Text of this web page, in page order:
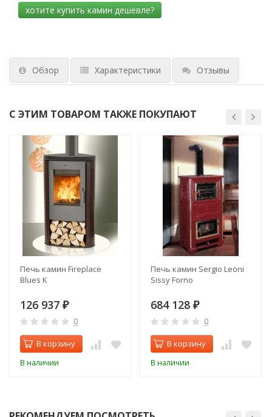
Обзор Характеристики Отзывы
С ЭТИМ ТОВАРОМ ТАКЖЕ ПОКУПАЮТ
Печь камин Fireplace
Blues K
126 937 ₽
0
В корзину
В наличии
Печь камин Sergio Leoni
Sissy Forno
684 128 ₽
0
В корзину
В наличии